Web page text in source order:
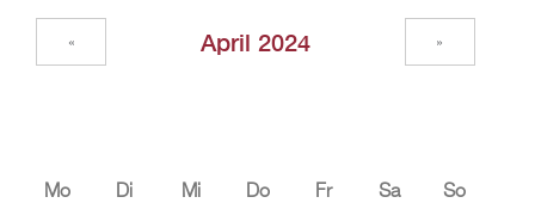
April 2024
« »
Mo Di Mi Do Fr Sa So